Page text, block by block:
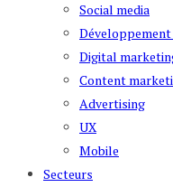
Social media
Développement
Digital
Content
Advertising
UX
Mobile
Secteurs